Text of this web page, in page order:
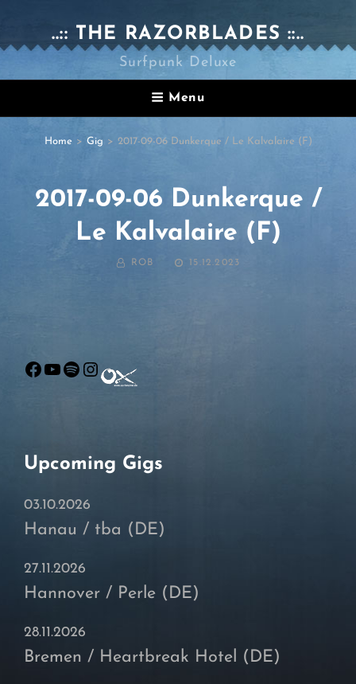
..:: THE RAZORBLADES ::..
Surfpunk Deluxe
Menu
Home > Gig > 2017-09-06 Dunkerque / Le Kalvalaire (F)
2017-09-06 Dunkerque /
Le Kalvalaire (F)
BY ROB
POSTED
15.12.2023
Facebook
YouTube
Spotify
Instagram
Upcoming Gigs
03.10.2026
Hanau / tba (DE)
27.11.2026
Hannover / Perle (DE)
28.11.2026
Bremen / Heartbreak Hotel (DE)